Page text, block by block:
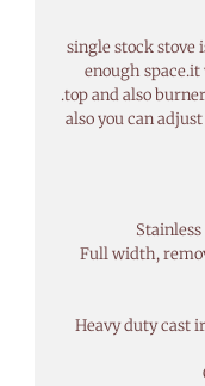
single stock stove
enough
top and also
also you can
Full width,
Heavy duty cast